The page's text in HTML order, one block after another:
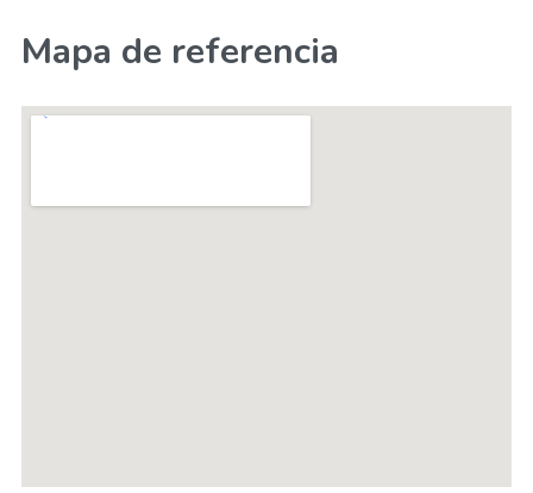
Mapa de referencia